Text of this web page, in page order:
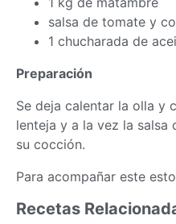
salsa de tomate y
1 chucharada de
Preparación
Se deja calentar la olla y
lenteja y a la vez la salsa
su cocción.
Para acompañar este
Recetas